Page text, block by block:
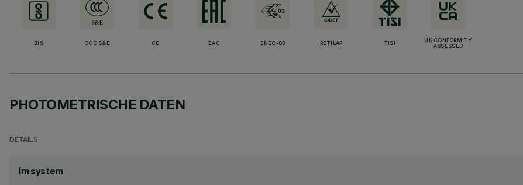
BIS CCC S&E CE EAC ENEC-03 RETILAP TISI
UK CONFORMITY
ASSESSED
PHOTOMETRISCHE DATEN
DETAILS
lm system